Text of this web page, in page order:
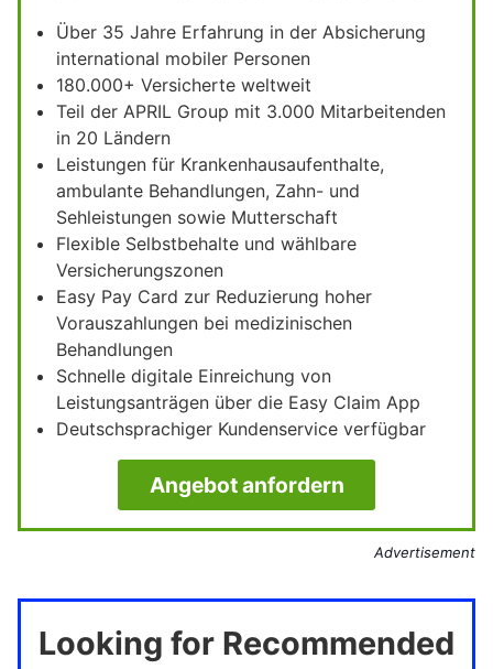
Über 35 Jahre Erfahrung in der Absicherung
international mobiler Personen
180.000+ Versicherte weltweit
Teil der APRIL Group mit 3.000 Mitarbeitenden
in 20 Ländern
Leistungen für Krankenhausaufenthalte,
ambulante Behandlungen, Zahn- und
Sehleistungen sowie Mutterschaft
Flexible Selbstbehalte und wählbare
Versicherungszonen
Easy Pay Card zur Reduzierung hoher
Vorauszahlungen bei medizinischen
Behandlungen
Schnelle digitale Einreichung von
Leistungsanträgen über die Easy Claim App
Deutschsprachiger Kundenservice verfügbar
Angebot anfordern
Advertisement
Looking for Recommended